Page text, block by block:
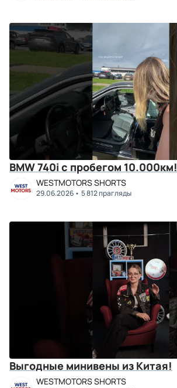
BMW 740i с пробегом 10.000км!
WESTMOTORS SHORTS
29.06.2026 5 812 прагляды
Выгодные минивены из Китая!
WESTMOTORS SHORTS